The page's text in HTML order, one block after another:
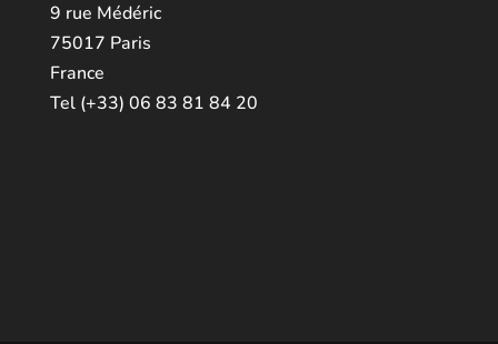
9 rue Médéric
75017 Paris
France
Tel (+33) 06 83 81 84 20